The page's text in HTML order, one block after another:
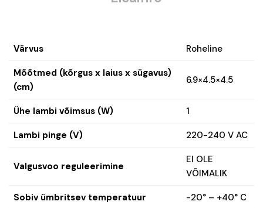
Värvus Roheline
Mõõtmed (kõrgus x laius x sügavus)
(cm)
6.9×4.5×4.5
Ühe lambi võimsus (W) 1
Lambi pinge (V) 220-240 V AC
Valgusvoo reguleerimine
EI OLE
VÕIMALIK
Sobiv ümbritsev temperatuur -20° – +40° C